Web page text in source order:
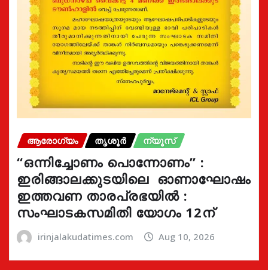
ആരോഗ്യം തൃശൂർ ന്യൂസ്
“ഒന്നിച്ചോണം പൊന്നോണം” :
ഇരിങ്ങാലക്കുടയിലെ ഓണാഘോഷം
ഇത്തവണ താരപ്രഭയിൽ :
സംഘാടകസമിതി യോഗം 12ന്
irinjalakudatimes.com Aug 10, 2026